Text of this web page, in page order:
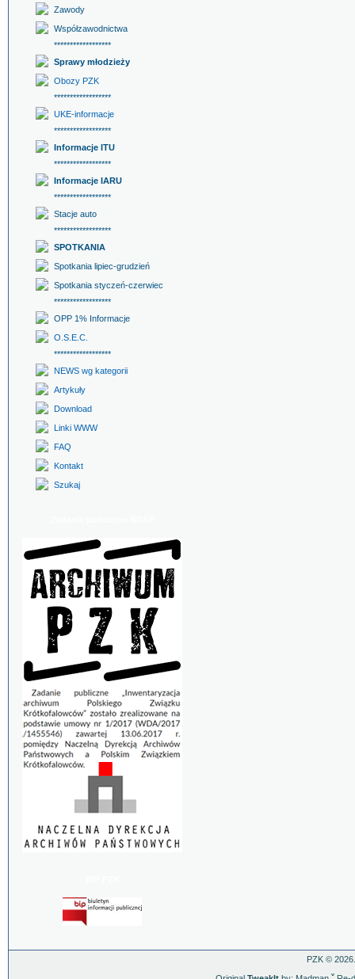
Zawody
Współzawodnictwa
******************
Sprawy młodzieży
Obozy PZK
******************
UKE-informacje
******************
Informacje ITU
******************
Informacje IARU
******************
Stacje auto
******************
SPOTKANIA
Spotkania lipiec-grudzień
Spotkania styczeń-czerwiec
******************
OPP 1% Informacje
O.S.E.C.
******************
NEWS wg kategorii
Artykuły
Download
Linki WWW
FAQ
Kontakt
Szukaj
PZK ©